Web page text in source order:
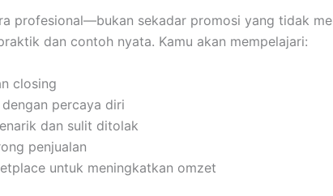
profesional—bukan sekadar promosi yang tidak
dan contoh nyata. Kamu akan mempelajari:
closing
percaya diri
dan sulit ditolak
penjualan
untuk meningkatkan omzet